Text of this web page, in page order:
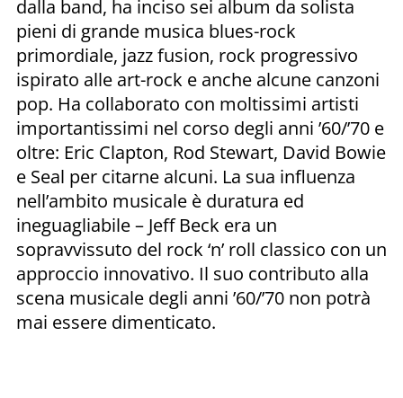
dalla band, ha inciso sei album da solista
pieni di grande musica blues-rock
primordiale, jazz fusion, rock progressivo
ispirato alle art-rock e anche alcune canzoni
pop. Ha collaborato con moltissimi artisti
importantissimi nel corso degli anni ’60/’70 e
oltre: Eric Clapton, Rod Stewart, David Bowie
e Seal per citarne alcuni. La sua influenza
nell’ambito musicale è duratura ed
ineguagliabile – Jeff Beck era un
sopravvissuto del rock ‘n’ roll classico con un
approccio innovativo. Il suo contributo alla
scena musicale degli anni ’60/’70 non potrà
mai essere dimenticato.